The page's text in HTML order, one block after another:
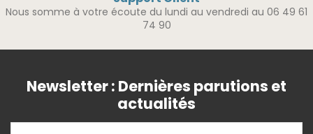
Nous somme à votre écoute du lundi au vendredi au 06 49 61
74 90
Newsletter : Dernières parutions et
actualités